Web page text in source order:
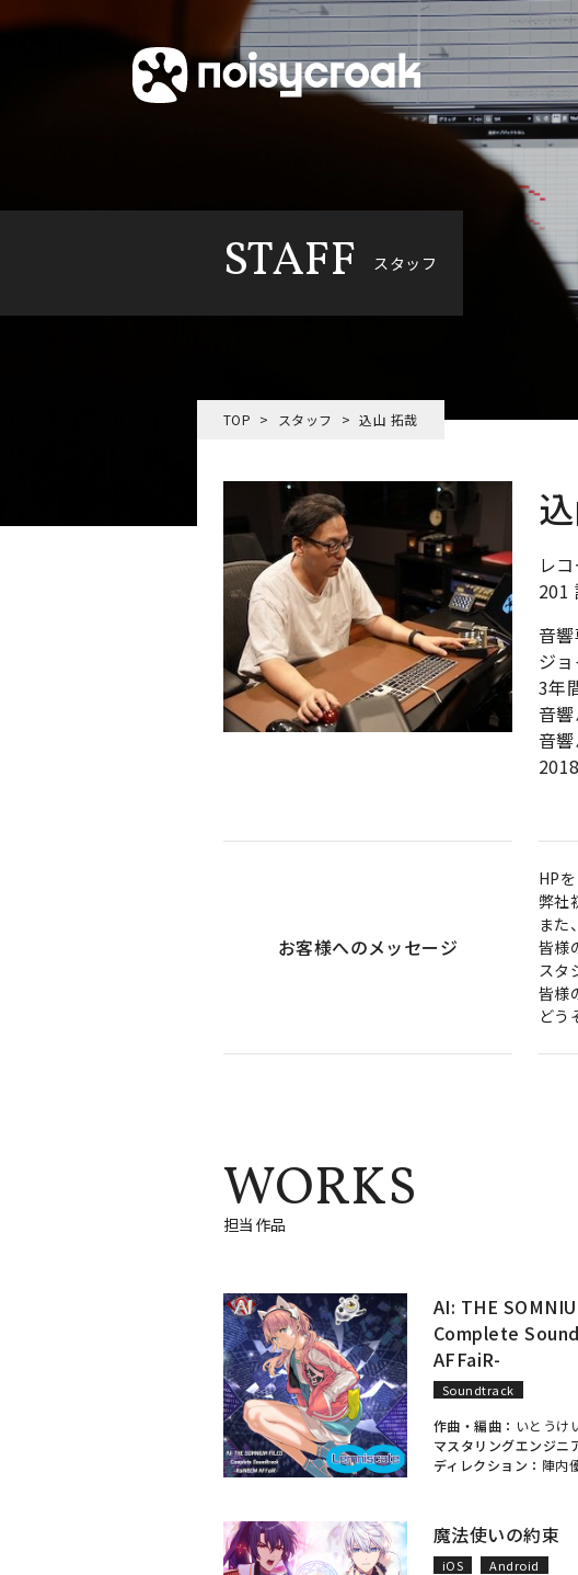
STAFF スタッフ
TOP スタッフ 込山 拓哉
レ
201
音響
ジ
3年
音響
音
お客様へのメッセージ
HP
弊社
また
皆様
スタ
皆様
どう
WORKS
担当作品
AI: THE
Complete
AFFaiR-
Soundtrack
作曲・編曲： いとうけ
マスタリングエンジニ
ディレクション： 陣内
魔法使いの約束
iOS Android